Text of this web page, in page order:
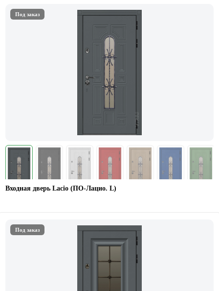
Под заказ
Входная дверь Lacio (ПО-Лацио. L)
Под заказ